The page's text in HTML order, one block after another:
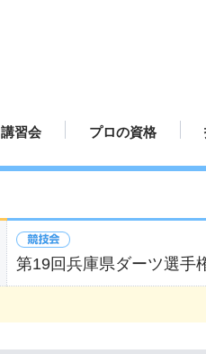
習会 プロの資格
プロ資格について
プロ規定
プロ資格更新手続き
プロテスト受験申請
プロ選手紹介
第19回兵庫県ダーツ選手